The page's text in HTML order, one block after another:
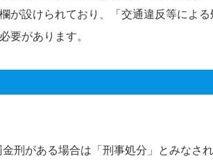
が設けられており、「交通違反等による
要があります。
刑がある場合は「刑事処分」とみなさ